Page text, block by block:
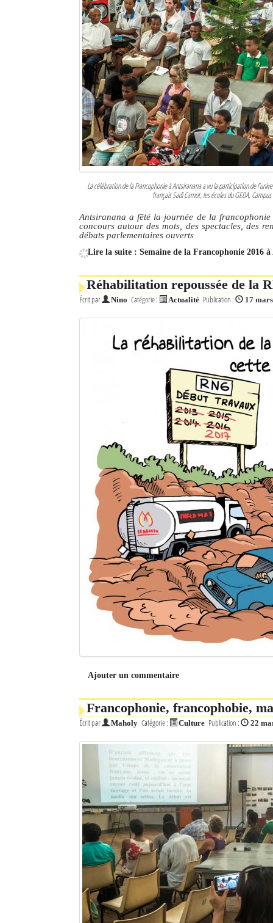
La célébration de la Francophonie à Antsiranana a vu la participation de
français Sadi Carnot, les écoles du GEDA,
Antsiranana a fêté la journée de la
concours autour des mots, des spectacles, des
débats parlementaires ouverts
Lire la suite : Semaine de la Francophonie 2016
Réhabilitation repoussée de la
Écrit par Nino Catégorie : Actualité Publication : 17
Ajouter un commentaire
Francophonie, francophobie,
Écrit par Maholy Catégorie : Culture Publication : 22